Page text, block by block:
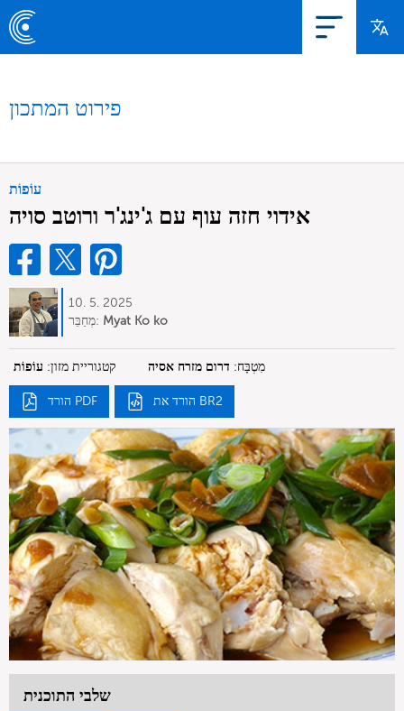
פירוט המתכון
עוֹפוֹת
אידוי חזה עוף עם ג'ינג'ר ורוטב סויה
10. 5. 2025
מְחַבֵּר: Myat Ko ko
קטגוריית מזון: עוֹפוֹת מִטְבָּח: דרום מזרח אסיה
הורד PDF הורד את BR2
שלבי התוכנית